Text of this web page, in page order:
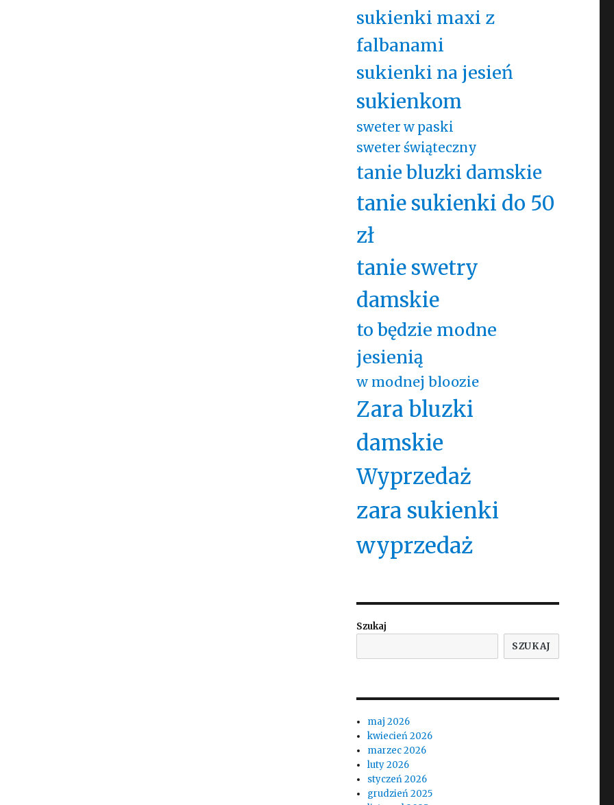
sukienki maxi z
falbanami
sukienki na jesień
sukienkom
sweter w paski
sweter świąteczny
tanie bluzki damskie
tanie sukienki do 50
zł
tanie swetry
damskie
to będzie modne
jesienią
w modnej bloozie
Zara bluzki
damskie
Wyprzedaż
zara sukienki
wyprzedaż
Szukaj
SZUKAJ
maj 2026
kwiecień 2026
marzec 2026
luty 2026
styczeń 2026
grudzień 2025